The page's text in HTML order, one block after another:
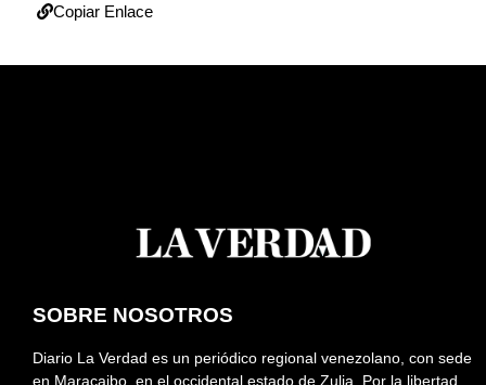
Copiar Enlace
SOBRE NOSOTROS
Diario La Verdad es un periódico regional venezolano, con sede
en Maracaibo, en el occidental estado de Zulia. Por la libertad